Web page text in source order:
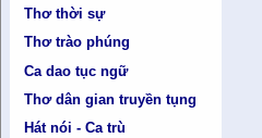
Thơ thời sự
Thơ trào phúng
Ca dao tục ngữ
Thơ dân gian truyền tụng
Hát nói - Ca trù